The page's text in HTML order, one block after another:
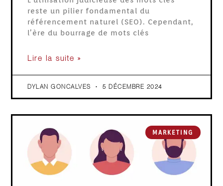
reste un pilier fondamental du
référencement naturel (SEO). Cependant,
l’ère du bourrage de mots clés
Lire la suite »
DYLAN GONCALVES 5 DÉCEMBRE 2024
MARKETING